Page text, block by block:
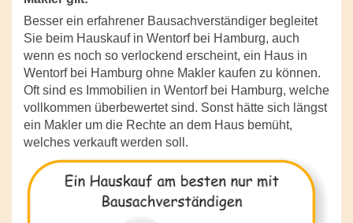
Besser ein erfahrener Bausachverständiger begleitet
Sie beim Hauskauf in Wentorf bei Hamburg, auch
wenn es noch so verlockend erscheint, ein Haus in
Wentorf bei Hamburg ohne Makler kaufen zu können.
Oft sind es Immobilien in Wentorf bei Hamburg, welche
vollkommen überbewertet sind. Sonst hätte sich längst
ein Makler um die Rechte an dem Haus bemüht,
welches verkauft werden soll.